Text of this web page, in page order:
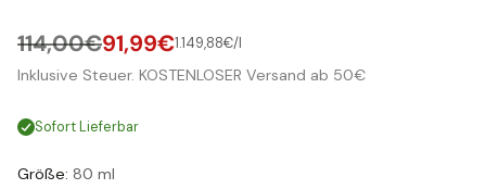
Normaler
114,00€91,99€Stückpreis
1.149,88€/
pro l
Inklusive Steuer. KOSTENLOSER Versand ab 50€
Sofort Lieferbar
Größe: 80 ml